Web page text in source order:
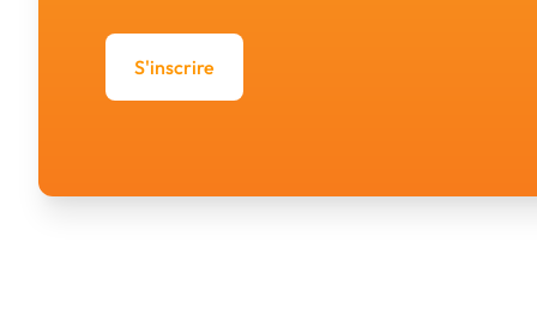
S'inscrire